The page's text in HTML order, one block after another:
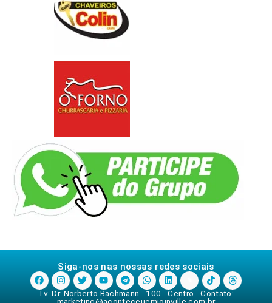
Siga-nos nas nossas redes sociais
Tv. Dr. Norberto Bachmann - 100 - Centro - Contato:
marketing@aconteceuemjoinville.com.br